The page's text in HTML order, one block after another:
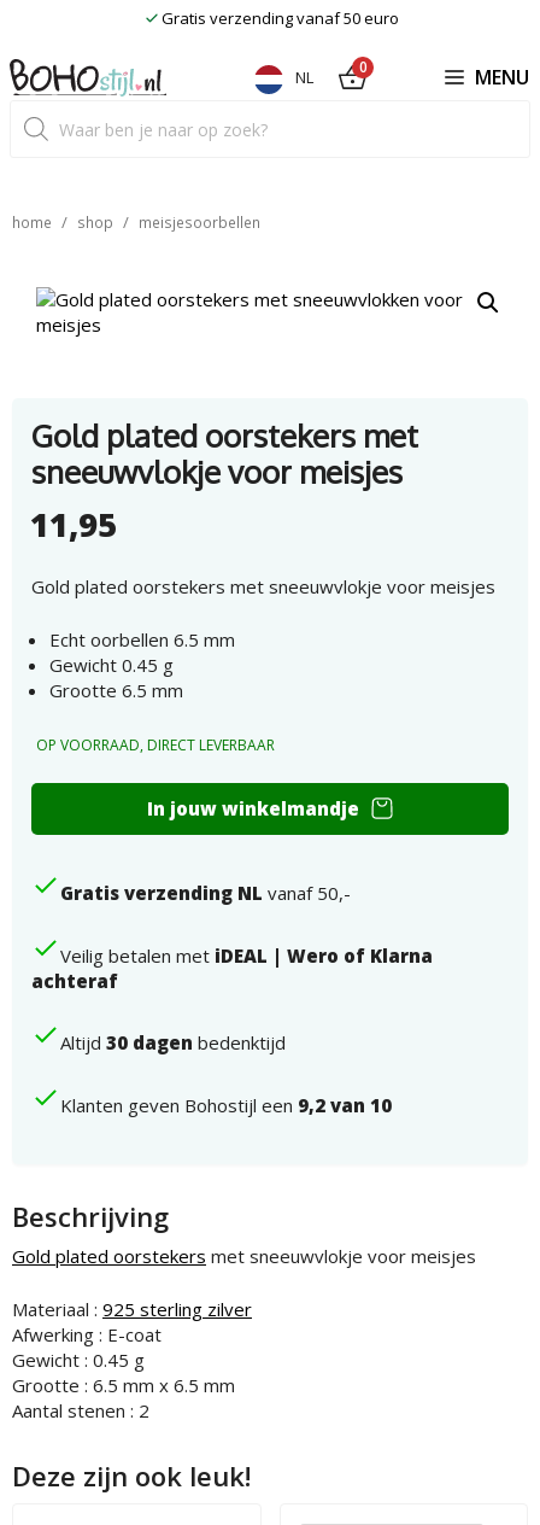
de
inhoud
Gratis verzending vanaf 50 euro
zoeken
NL 0 MENU
home / shop / meisjesoorbellen
Gold plated oorstekers met
sneeuwvlokje voor meisjes
11,95
Gold plated oorstekers met sneeuwvlokje voor meisjes
Echt oorbellen 6.5 mm
Gewicht 0.45 g
Grootte 6.5 mm
OP VOORRAAD, DIRECT LEVERBAAR
Gold
sneeuwvlokje
meisjes
aantal
In jouw winkelmandje
Gratis verzending NL vanaf 50,-
Veilig betalen met iDEAL | Wero of Klarna
achteraf
Altijd 30 dagen bedenktijd
Klanten geven Bohostijl een 9,2 van 10
Beschrijving
Gold plated oorstekers met sneeuwvlokje voor meisjes
Materiaal : 925 sterling zilver
Afwerking : E-coat
Gewicht : 0.45 g
Grootte : 6.5 mm x 6.5 mm
Aantal stenen : 2
Deze zijn ook leuk!